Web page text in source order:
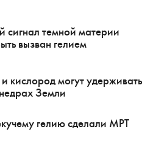
сигнал темной материи
вызван гелием
кислород могут удерживать
Земли
гелию сделали МРТ